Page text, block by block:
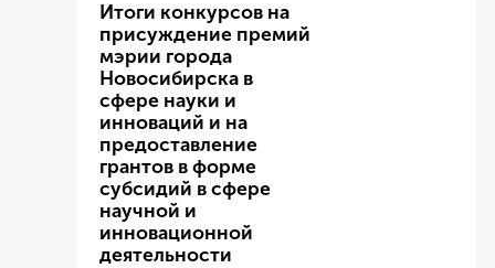
Итоги конкурсов на
присуждение премий
мэрии города
Новосибирска в
сфере науки и
инноваций и на
предоставление
грантов в форме
субсидий в сфере
научной и
инновационной
деятельности